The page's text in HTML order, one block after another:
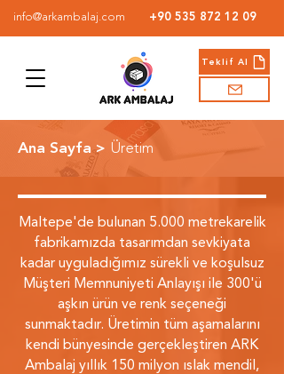
info@arkambalaj.com +90 535 872 12 09
Teklif Al
Ana Sayfa > Üretim
Maltepe'de bulunan 5.000 metrekarelik
fabrikamızda tasarımdan sevkiyata
kadar uyguladığımız sürekli ve koşulsuz
Müşteri Memnuniyeti Anlayışı ile 300'ü
aşkın ürün ve renk seçeneği
sunmaktadır. Üretimin tüm aşamalarını
kendi bünyesinde gerçekleştiren ARK
Ambalaj yıllık 150 milyon ıslak mendil,